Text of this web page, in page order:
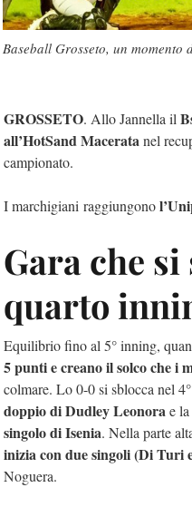
Baseball Grosseto, un momento
GROSSETO. Allo Jannella il
all’HotSand Maceratanel
campionato.
I marchigiani raggiungono
Gara che
quarto
Equilibrio fino al 5° inning,
5 punti e creano il solco che i
colmare. Lo 0-0 si sblocca nel
doppio di Dudley Leonorae
singolo di Isenia. Nella parte
inizia con due singoli (Di Turi
Noguera.